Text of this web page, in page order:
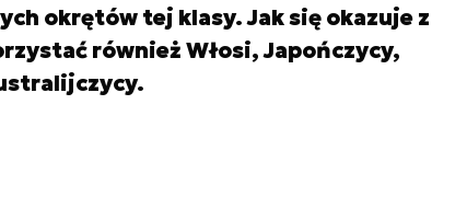
okrętów tej klasy. Jak się okazuje z
również Włosi, Japończycy,